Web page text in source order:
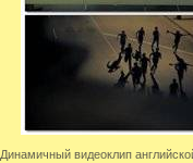
Динамичный видеоклип